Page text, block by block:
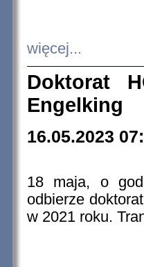
więcej...
Doktorat
Engelking
16.05.2023
18 maja, o
odbierze
w 2021 roku.